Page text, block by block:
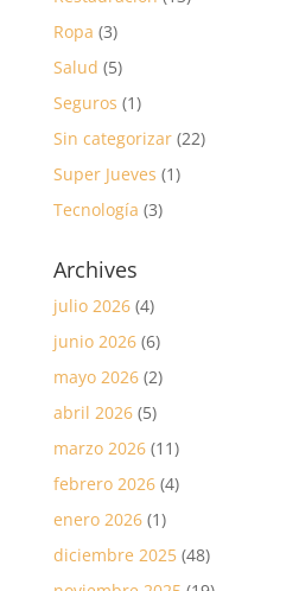
Ropa (3)
Salud (5)
Seguros (1)
Sin categorizar(22)
Super Jueves (1)
Tecnología (3)
Archives
julio 2026(4)
junio 2026(6)
mayo 2026(2)
abril 2026(5)
marzo 2026(11)
febrero 2026(4)
enero 2026(1)
diciembre 2025(48)